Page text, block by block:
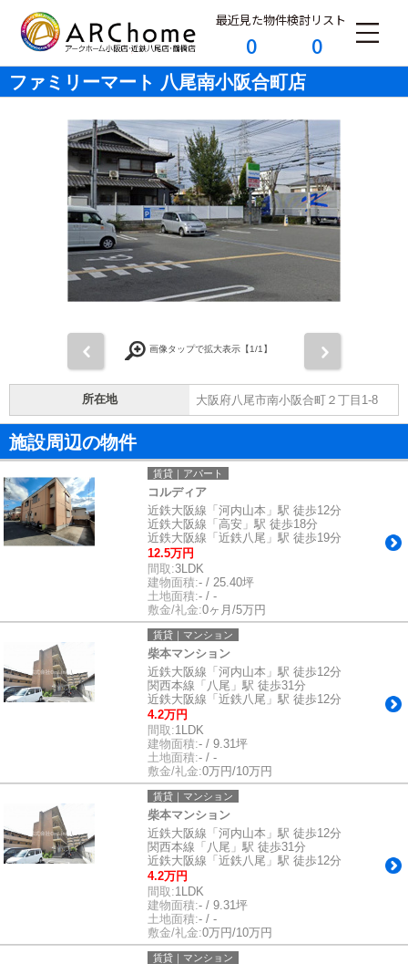
最近見た物件
0
検討リスト
0
ファミリーマート 八尾南小阪合町店
画像タップで拡大表示【1/1】
所在地 大阪府八尾市南小阪合町２丁目1-8
施設周辺の物件
賃貸｜アパート
コルディア
近鉄大阪線「河内山本」駅 徒歩12分
近鉄大阪線「高安」駅 徒歩18分
近鉄大阪線「近鉄八尾」駅 徒歩19分
12.5万円
間取:3LDK
建物面積:- / 25.40坪
土地面積:- / -
敷金/礼金:0ヶ月/5万円
賃貸｜マンション
柴本マンション
近鉄大阪線「河内山本」駅 徒歩12分
関西本線「八尾」駅 徒歩31分
近鉄大阪線「近鉄八尾」駅 徒歩12分
4.2万円
間取:1LDK
建物面積:- / 9.31坪
土地面積:- / -
敷金/礼金:0万円/10万円
賃貸｜マンション
柴本マンション
近鉄大阪線「河内山本」駅 徒歩12分
関西本線「八尾」駅 徒歩31分
近鉄大阪線「近鉄八尾」駅 徒歩12分
4.2万円
間取:1LDK
建物面積:- / 9.31坪
土地面積:- / -
敷金/礼金:0万円/10万円
賃貸｜マンション